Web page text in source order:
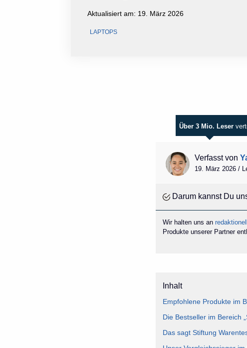
Aktualisiert am: 19. März 2026
LAPTOPS
Über 3 Mio. Leser
Verfasst von
19. März 2026 /
Darum kannst Du
Wir halten uns an
Produkte unserer Partner
Inhalt
Empfohlene Produkte im
Die Bestseller im Bereich
Das sagt Stiftung